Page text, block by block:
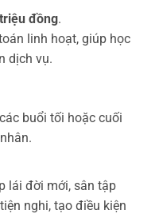
đồng.
linh hoạt, giúp học
dịch vụ.
buổi tối hoặc cuối
lái đời mới, sân tập
nghi, tạo điều kiện